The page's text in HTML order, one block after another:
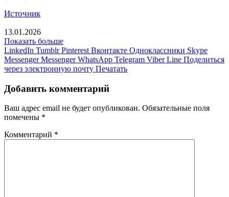
Источник
13.01.2026
Показать больше
LinkedIn Tumblr Pinterest Вконтакте Одноклассники Skype
Messenger Messenger WhatsApp Telegram Viber Line Поделиться
через электронную почту Печатать
Добавить комментарий
Ваш адрес email не будет опубликован. Обязательные поля
помечены *
Комментарий *